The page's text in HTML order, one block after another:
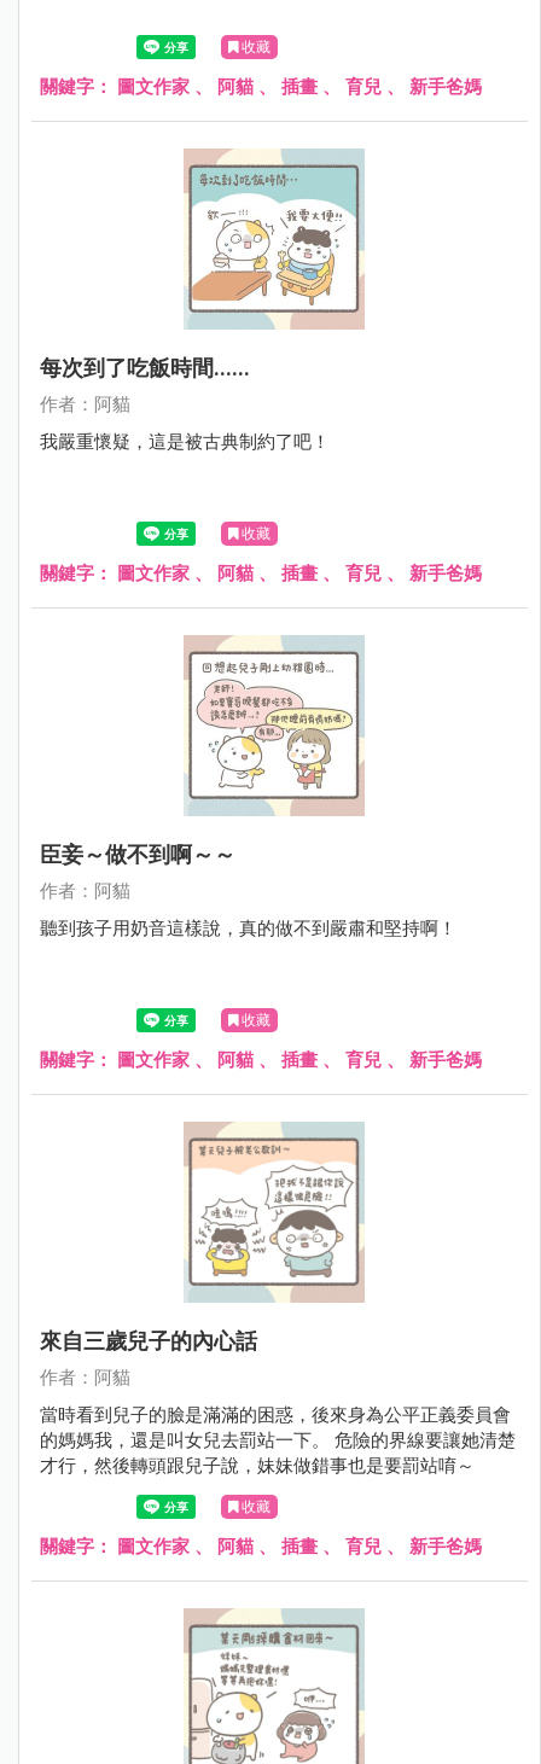
收藏
關鍵字： 圖文作家 、 阿貓 、 插畫 、 育兒 、 新手爸媽
每次到了吃飯時間......
作者：阿貓
我嚴重懷疑，這是被古典制約了吧！
收藏
關鍵字： 圖文作家 、 阿貓 、 插畫 、 育兒 、 新手爸媽
臣妾～做不到啊～～
作者：阿貓
聽到孩子用奶音這樣說，真的做不到嚴肅和堅持啊！
收藏
關鍵字： 圖文作家 、 阿貓 、 插畫 、 育兒 、 新手爸媽
來自三歲兒子的內心話
作者：阿貓
當時看到兒子的臉是滿滿的困惑，後來身為公平正義委員會
的媽媽我，還是叫女兒去罰站一下。 危險的界線要讓她清楚
才行，然後轉頭跟兒子說，妹妹做錯事也是要罰站唷～
收藏
關鍵字： 圖文作家 、 阿貓 、 插畫 、 育兒 、 新手爸媽